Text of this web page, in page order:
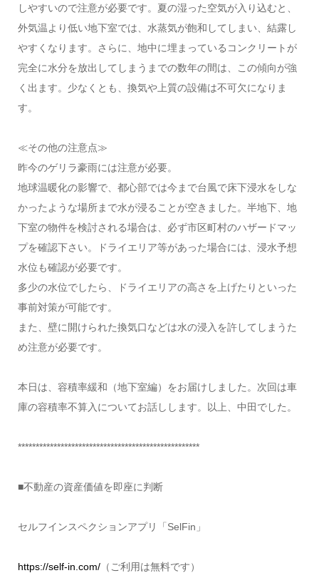
しやすいので注意が必要です。夏の湿った空気が入り込むと、
外気温より低い地下室では、水蒸気が飽和してしまい、結露し
やすくなります。さらに、地中に埋まっているコンクリートが
完全に水分を放出してしまうまでの数年の間は、この傾向が強
く出ます。少なくとも、換気や上質の設備は不可欠になりま
す。
≪その他の注意点≫
昨今のゲリラ豪雨には注意が必要。
地球温暖化の影響で、都心部では今まで台風で床下浸水をしな
かったような場所まで水が浸ることが空きました。半地下、地
下室の物件を検討される場合は、必ず市区町村のハザードマッ
プを確認下さい。ドライエリア等があった場合には、浸水予想
水位も確認が必要です。
多少の水位でしたら、ドライエリアの高さを上げたりといった
事前対策が可能です。
また、壁に開けられた換気口などは水の浸入を許してしまうた
め注意が必要です。
本日は、容積率緩和（地下室編）をお届けしました。次回は車
庫の容積率不算入についてお話しします。以上、中田でした。
***************************************************
■不動産の資産価値を即座に判断
セルフインスペクションアプリ「SelFin」
https://self-in.com/（ご利用は無料です）